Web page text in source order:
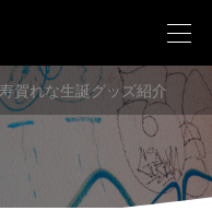
寿賀れな生誕グッズ紹介